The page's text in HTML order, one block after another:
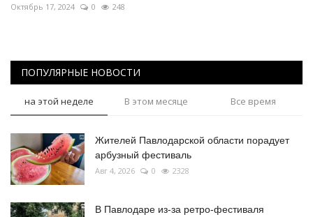
Октябрь 17, 2024 0 248
ПОПУЛЯРНЫЕ НОВОСТИ
на этой неделе В этом месяце Все время
Жителей Павлодарской области порадует
арбузный фестиваль
Авг 4, 2026 0 2328
В Павлодаре из-за ретро-фестиваля